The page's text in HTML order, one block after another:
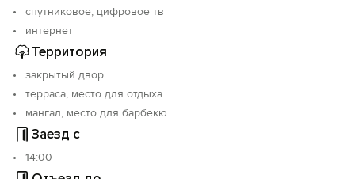
спутниковое, цифровое тв
интернет
Территория
закрытый двор
терраса, место для отдыха
мангал, место для барбекю
Заезд с
14:00